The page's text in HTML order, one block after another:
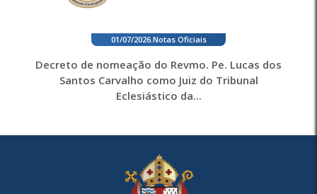
01/07/2026. Notas Oficiais
Decreto de nomeação do Revmo. Pe. Lucas dos
Santos Carvalho como Juiz do Tribunal
Eclesiástico da...